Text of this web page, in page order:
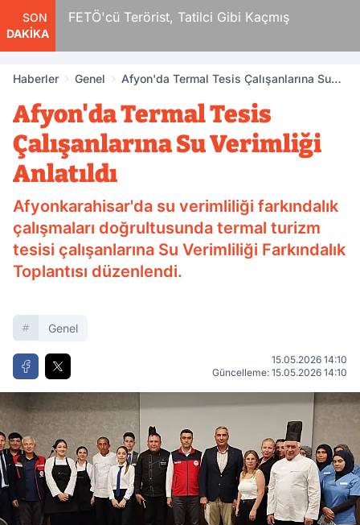
SON
DAKİKA
FETÖ'cü Terörist, Tatilci Gibi Kaçmış
Haberler Genel
Afyon'da Termal Tesis Çalışanlarına Su
Afyon'da Termal Tesis
Çalışanlarına Su Verimliği
Anlatıldı
Afyonkarahisar'da su verimliliği farkındalık
çalışmaları doğrultusunda termal turizm
tesisi çalışanlarına Su Verimliliği Farkındalık
Toplantısı düzenlendi.
Genel
15.05.2026 14:10
Güncelleme: 15.05.2026 14:10